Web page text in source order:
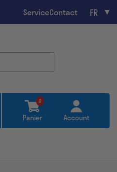
ServiceContact FR
0
Panier Account